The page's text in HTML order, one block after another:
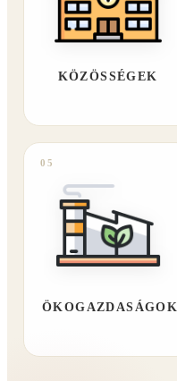
KÖZÖSSÉGEK
05
ÖKOGAZDASÁGOK